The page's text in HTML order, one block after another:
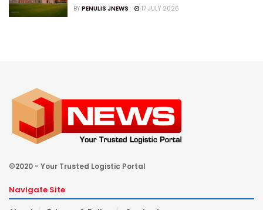
BY PENULIS JNEWS 17 JULY 2026
©2020 - Your Trusted Logistic Portal
Navigate Site